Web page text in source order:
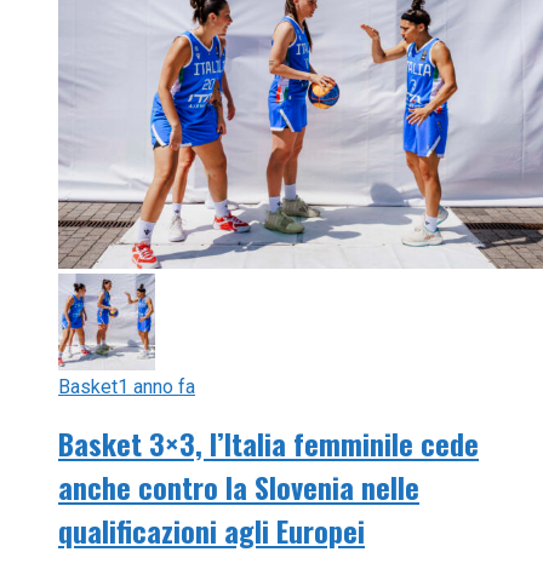
Basket1 anno fa
Basket 3×3, l’Italia femminile cede
anche contro la Slovenia nelle
qualificazioni agli Europei